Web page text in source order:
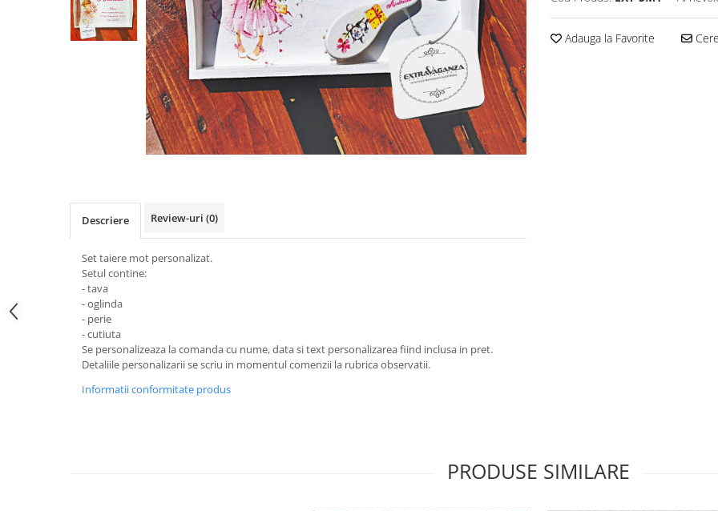
Pachete marturii
Pungi si cutii prajituri
Cutii flori de hartie
Cutii flori de sapun
Toamna și Halloween
Valentine's Day
Buchete extravagante
HOME & OFFICE Deco
Adauga la Favorite
Descriere Review-uri (0)
Set taiere mot personalizat.
Setul contine:
- tava
- oglinda
- perie
- cutiuta
Se personalizeaza la comanda cu nume, data si text personalizarea fiind inclusa in pret.
Detaliile personalizarii se scriu in momentul comenzii la rubrica observatii.
Informatii conformitate produs
PRODUSE SIMILARE